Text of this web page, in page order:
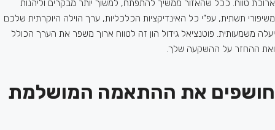
ארוכת טווח. ככל שהאזור ממשיך להתפתח, למשוך יותר מבקרים וליהנות
משיפורי תשתית, עפ”י כל האינדיקציות הכלכליות, ערך הוילה היוקרתית שלכם
יעלה משמעותית. פוטנציאל גידול הון זה לטווח ארוך משפר את הערך הכולל
ואת ההחזר על ההשקעה שלך.
חושפים את ההתאמה המושלמת